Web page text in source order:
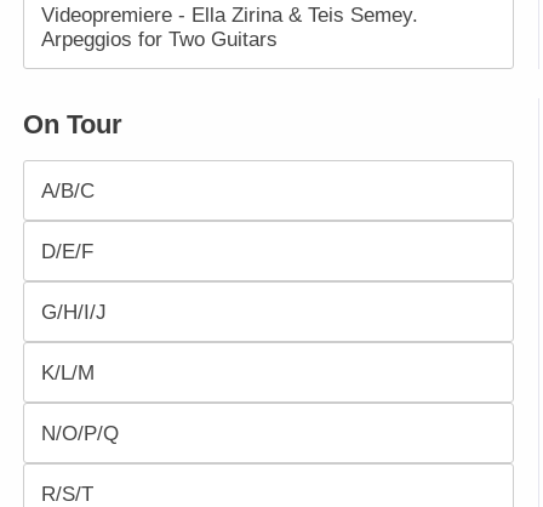
Videopremiere - Ella Zirina & Teis Semey.
Arpeggios for Two Guitars
On Tour
A/B/C
D/E/F
G/H/I/J
K/L/M
N/O/P/Q
R/S/T